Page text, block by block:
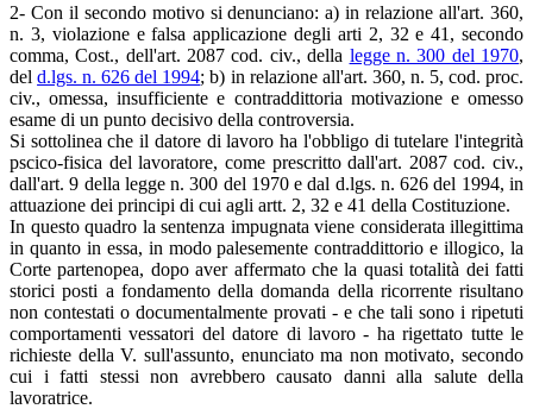
2- Con il secondo motivo si denunciano: a) in relazione all'art. 360,
n. 3, violazione e falsa applicazione degli arti 2, 32 e 41, secondo
comma, Cost., dell'art. 2087 cod. civ., della legge n. 300 del 1970,
deld.lgs. n. 626 del 1994; b) in relazione all'art. 360, n. 5, cod. proc.
civ., omessa, insufficiente e contraddittoria motivazione e omesso
esame di un punto decisivo della controversia.
Si sottolinea che il datore di lavoro ha l'obbligo di tutelare l'integrità
pscico-fisica del lavoratore, come prescritto dall'art. 2087 cod. civ.,
dall'art. 9 della legge n. 300 del 1970 e dal d.lgs. n. 626 del 1994, in
attuazione dei principi di cui agli artt. 2, 32 e 41 della Costituzione.
In questo quadro la sentenza impugnata viene considerata illegittima
in quanto in essa, in modo palesemente contraddittorio e illogico, la
Corte partenopea, dopo aver affermato che la quasi totalità dei fatti
storici posti a fondamento della domanda della ricorrente risultano
non contestati o documentalmente provati - e che tali sono i ripetuti
comportamenti vessatori del datore di lavoro - ha rigettato tutte le
richieste della V. sull'assunto, enunciato ma non motivato, secondo
cui i fatti stessi non avrebbero causato danni alla salute della
lavoratrice.